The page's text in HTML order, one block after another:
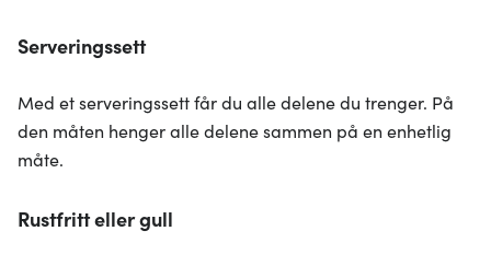
Serveringssett
Med et serveringssett får du alle delene du trenger. På
den måten henger alle delene sammen på en enhetlig
måte.
Rustfritt eller gull